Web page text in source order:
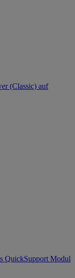
(Classic) auf
QuickSupport Modul